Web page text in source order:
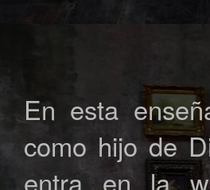
En esta
como hijo de
entra en la